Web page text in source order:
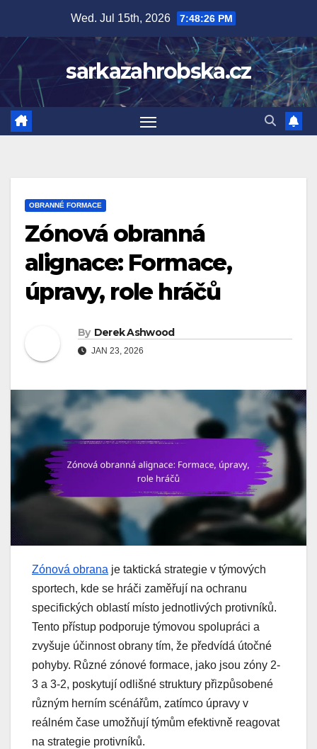
content
Wed. Jul 15th, 2026 7:48:27 PM
sarkazahrobska.cz
OBRANNÉ FORMACE
Zónová obranná
alignace: Formace,
úpravy, role hráčů
By Derek Ashwood
JAN 23, 2026
Zónová obrana je taktická strategie v týmových
sportech, kde se hráči zaměřují na ochranu
specifických oblastí místo jednotlivých protivníků.
Tento přístup podporuje týmovou spolupráci a
zvyšuje účinnost obrany tím, že předvídá útočné
pohyby. Různé zónové formace, jako jsou zóny 2-
3 a 3-2, poskytují odlišné struktury přizpůsobené
různým herním scénářům, zatímco úpravy v
reálném čase umožňují týmům efektivně reagovat
na strategie protivníků.